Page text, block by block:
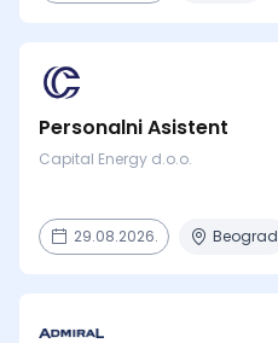
Personalni Asistent
Capital Energy d.o.o.
29.08.2026. Beograd